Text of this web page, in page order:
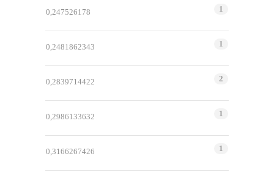
0,247526178 1
0,2481862343 1
0,2839714422 2
0,2986133632 1
0,3166267426 1